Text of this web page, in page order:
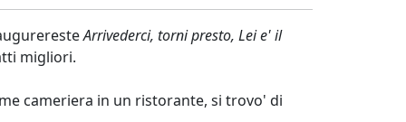
Arrivederci, torni presto, Lei e' il
migliori.
cameriera in un ristorante, si trovo' di